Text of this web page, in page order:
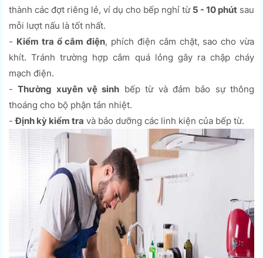
thành các đợt riêng lẻ, ví dụ cho bếp nghỉ từ 5 - 10 phút sau
mỗi lượt nấu là tốt nhất.
- Kiểm tra ổ cắm điện, phích điện cắm chặt, sao cho vừa
khít. Tránh trường hợp cắm quá lỏng gây ra chập cháy
mạch điện.
-Thường xuyên vệ sinh bếp từ và đảm bảo sự thông
thoáng cho bộ phận tản nhiệt.
-Định kỳ kiểm tra và bảo dưỡng các linh kiện của bếp từ.